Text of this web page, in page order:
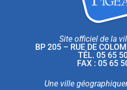
Site officiel de la
BP 205 – RUE DE
TÉL. 05 65
FAX : 05 65
Une ville